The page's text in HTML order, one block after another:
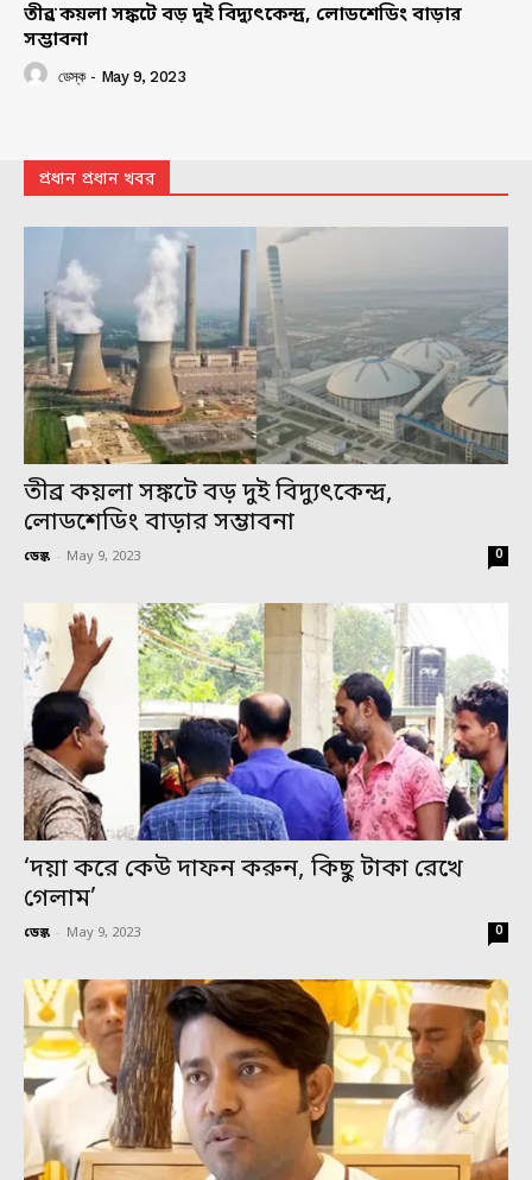
তীব্র কয়লা সঙ্কটে বড় দুই বিদ্যুৎকেন্দ্র, লোডশেডিং বাড়ার
সম্ভাবনা
ডেস্ক - May 9, 2023
প্রধান প্রধান খবর
তীব্র কয়লা সঙ্কটে বড় দুই বিদ্যুৎকেন্দ্র,
লোডশেডিং বাড়ার সম্ভাবনা
ডেস্ক - May 9, 2023 0
‘দয়া করে কেউ দাফন করুন, কিছু টাকা রেখে
গেলাম’
ডেস্ক - May 9, 2023 0